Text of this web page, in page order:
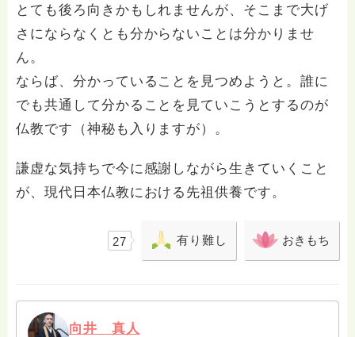
とても後ろ向きかもしれませんが、そこまで大げ
さにならなくとも分からないことは分かりませ
ん。
ならば、分かっていることを見つめようと。誰に
でも共通して分かることを見ていこうとするのが
仏教です（神秘も入りますが）。
謙虚な気持ちで今に感謝しながら生きていくこと
が、現代日本仏教における先祖供養です。
27 有り難し おきもち
向井 真人